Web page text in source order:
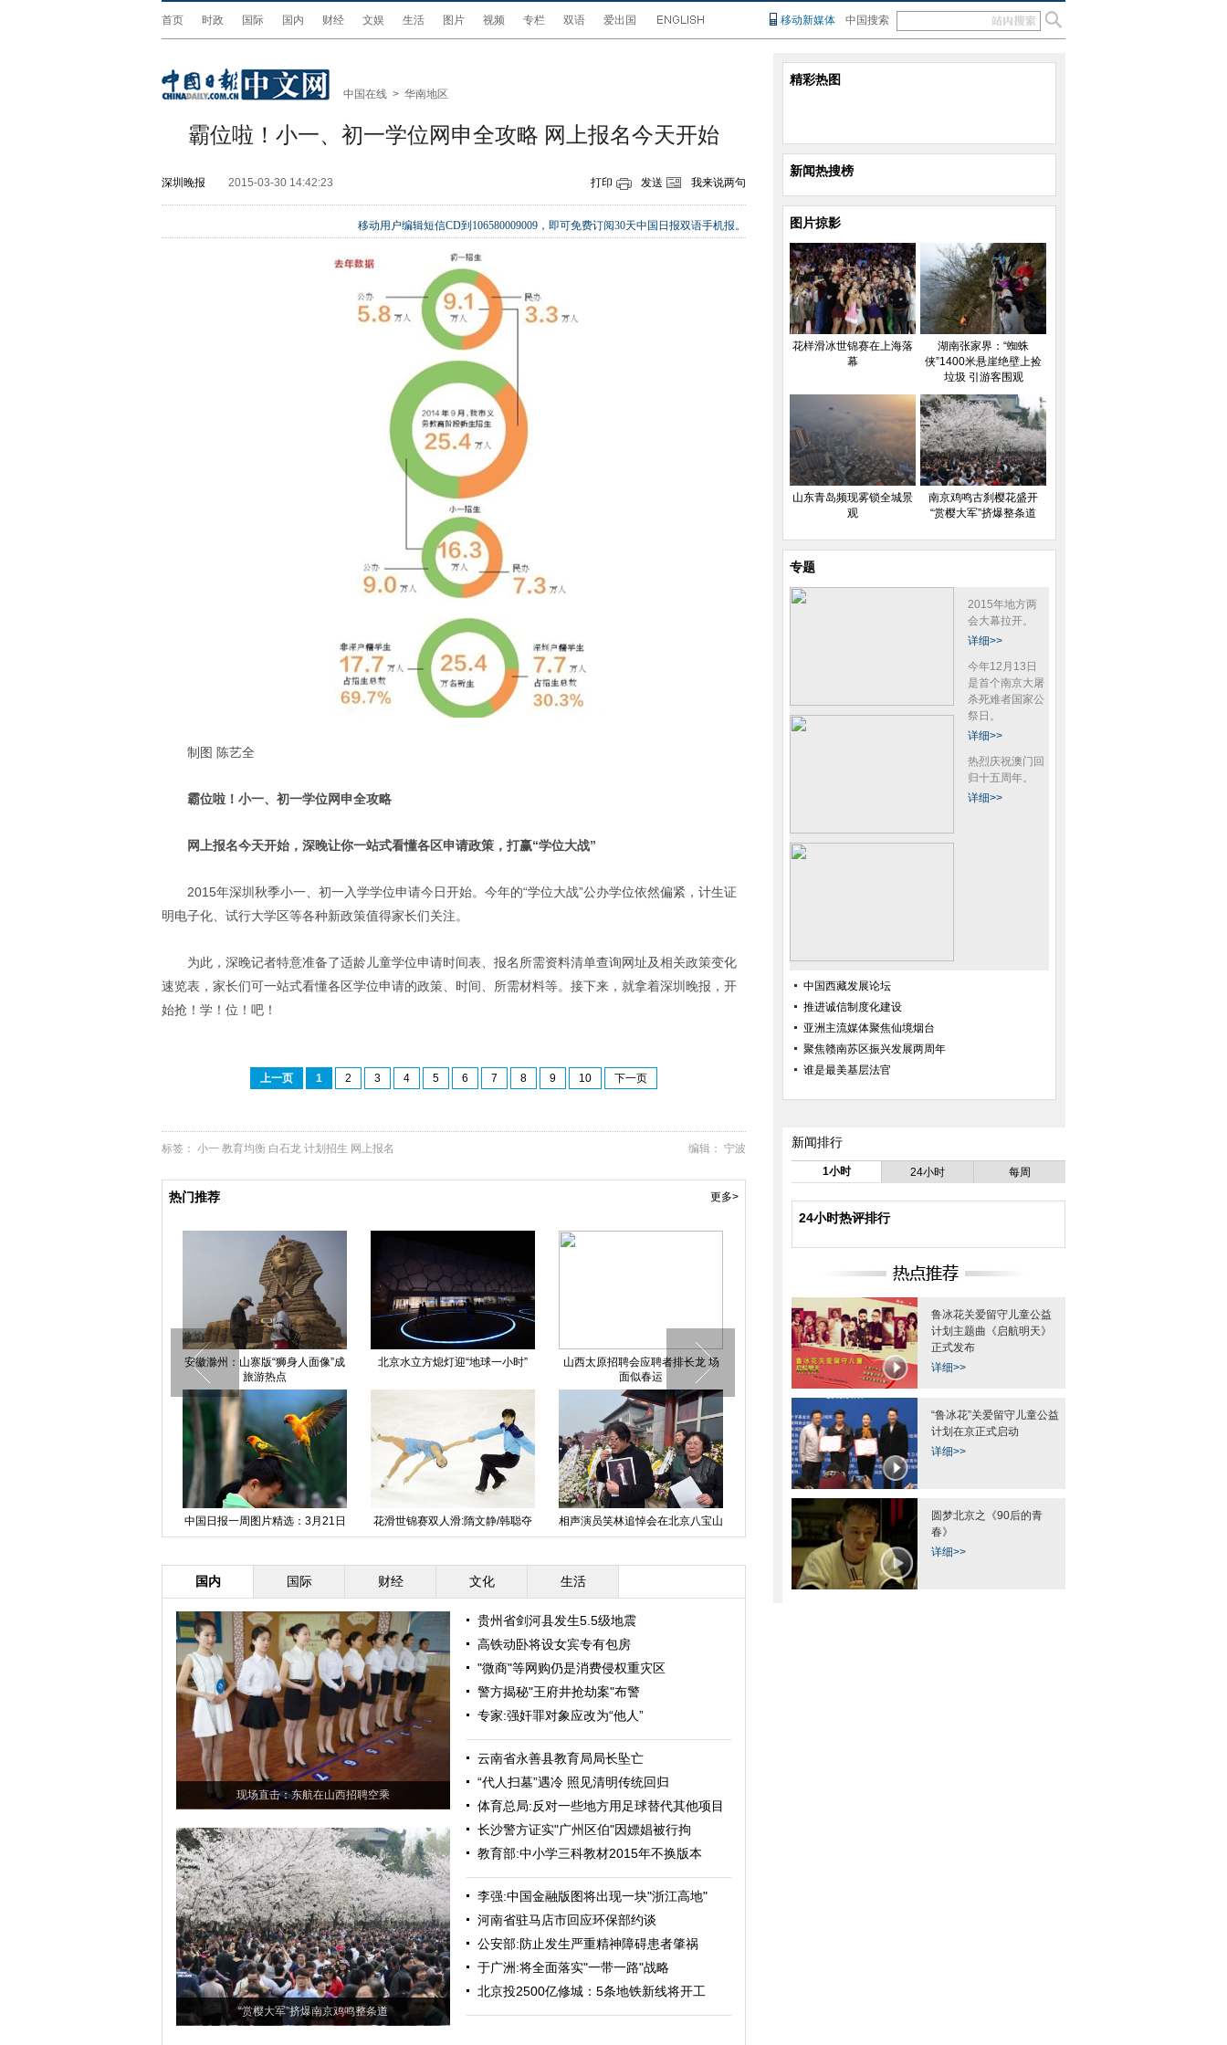
首页 时政 国际 国内 财经 文娱 生活 图片 视频 专栏 双语 爱出国 移动新媒体 中国搜索
中国在线 > 华南地区
霸位啦！小一、初一学位网申全攻略 网上报名今天开始
深圳晚报 2015-03-30 14:42:23 打印 发送 我来说两句
移动用户编辑短信CD到106580009009，即可免费订阅30天中国日报双语手机报。
制图 陈艺全
霸位啦！小一、初一学位网申全攻略
网上报名今天开始，深晚让你一站式看懂各区申请政策，打赢“学位大战”
2015年深圳秋季小一、初一入学学位申请今日开始。今年的“学位大战”公办学位依然偏紧，计生证
明电子化、试行大学区等各种新政策值得家长们关注。
为此，深晚记者特意准备了适龄儿童学位申请时间表、报名所需资料清单查询网址及相关政策变化
速览表，家长们可一站式看懂各区学位申请的政策、时间、所需材料等。接下来，就拿着深圳晚报，开
始抢！学！位！吧！
上一页 1 2 3 4 5 6 7 8 9 10 下一页
编辑： 宁波
标签： 小一 教育均衡 白石龙 计划招生 网上报名
热门推荐 更多>
花样滑冰世锦赛在上海落幕
湖南张家界：“蜘蛛侠”1400米悬崖
南京鸡鸣古刹樱花盛开 “赏樱大
军”挤爆整条道
北京男子用“肉卷鲜花”求婚成功
重庆现“裸晒族” 长江边沙滩上晒太
阳
成都男子街头“自杀式碰瓷”(组图)
安徽老人垂钓巢湖钓到世界珍稀鱼
类“匙吻鲟”
网曝江苏一老人被扔到野外等死
奄奄一息
中国美院艺考 老师阅卷如“扫雷”
安徽亳州：集中销毁1200多个假
车牌
国内 国际 财经 文化 生活
现场直击：东航在山西招聘空乘
“赏樱大军”挤爆南京鸡鸣整条道
贵州省剑河县发生5.5级地震
高铁动卧将设女宾专有包房
"微商"等网购仍是消费侵权重灾区
警方揭秘"王府井抢劫案"布警
专家:强奸罪对象应改为“他人”
云南省永善县教育局局长坠亡
“代人扫墓”遇冷 照见清明传统回归
体育总局:反对一些地方用足球替代其他项目
长沙警方证实"广州区伯"因嫖娼被行拘
教育部:中小学三科教材2015年不换版本
李强:中国金融版图将出现一块"浙江高地"
河南省驻马店市回应环保部约谈
公安部:防止发生严重精神障碍患者肇祸
于广洲:将全面落实"一带一路"战略
北京投2500亿修城：5条地铁新线将开工
精彩热图
新闻热搜榜
图片掠影
花样滑冰世锦赛在上海落
幕
湖南张家界：“蜘蛛
侠”1400米悬崖绝壁上捡
垃圾 引游客围观
山东青岛频现雾锁全城景
观
南京鸡鸣古刹樱花盛开
“赏樱大军”挤爆整条道
专题
2015年地方两
会大幕拉开。
详细>>
今年12月13日
是首个南京大屠
杀死难者国家公
祭日。
详细>>
热烈庆祝澳门回
归十五周年。
详细>>
中国西藏发展论坛
推进诚信制度化建设
亚洲主流媒体聚焦仙境烟台
聚焦赣南苏区振兴发展两周年
谁是最美基层法官
新闻排行
1小时 24小时 每周
24小时热评排行
鲁冰花关爱留守儿童公益
计划主题曲《启航明天》
正式发布
详细>>
“鲁冰花”关爱留守儿童公益
计划在京正式启动
详细>>
圆梦北京之《90后的青
春》
详细>>